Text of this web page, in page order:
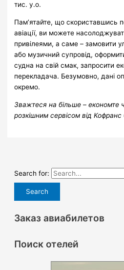
тис. у.о.
Пам’ятайте, що скориставшись
авіації, ви можете
привілеями, а саме – замовити
або музичний супровід,
судна на свій смак, запросити
перекладача. Безумовно, дані
окремо.
Зважтеся на більше – економте
розкішним сервісом від
Search for:
Заказ авиабилетов
Поиск отелей